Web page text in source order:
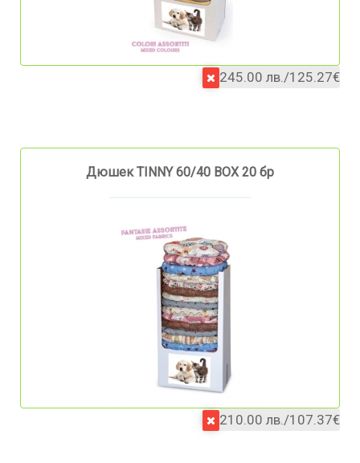
245.00 лв./125.27€
Дюшек TINNY 60/40 BOX 20 бр
210.00 лв./107.37€